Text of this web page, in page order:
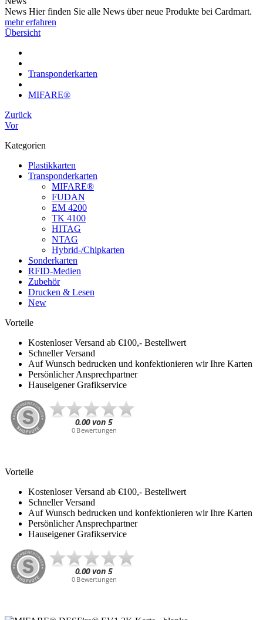
News Hier finden Sie alle News über neue Produkte bei Cardmart.
mehr erfahren
Übersicht
Transponderkarten
MIFARE®
Zurück
Vor
Kategorien
Plastikkarten
Transponderkarten
MIFARE®
FUDAN
EM 4200
TK 4100
HITAG
NTAG
Hybrid-/Chipkarten
Sonderkarten
RFID-Medien
Zubehör
Drucken & Lesen
New
Vorteile
Kostenloser Versand ab €100,- Bestellwert
Schneller Versand
Auf Wunsch bedrucken und konfektionieren wir Ihre Karten
Persönlicher Ansprechpartner
Hauseigener Grafikservice
Vorteile
Kostenloser Versand ab €100,- Bestellwert
Schneller Versand
Auf Wunsch bedrucken und konfektionieren wir Ihre Karten
Persönlicher Ansprechpartner
Hauseigener Grafikservice